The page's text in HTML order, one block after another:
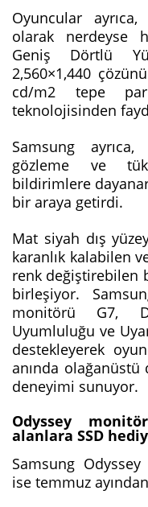
Oyuncular ayrıca,
olarak nerdeyse
Geniş Dörtlü
2,560×1,440
cd/m2 tepe
teknolojisinden
Samsung
gözleme ve
bildirimlere
bir araya getirdi.
Mat siyah dış
karanlık kalabilen
renk değiştirebilen
birleşiyor.
monitörü G7,
Uyumluluğu ve
destekleyerek
anında
deneyimi sunuyor.
Odyssey
alanlara SSD
Samsung
ise temmuz